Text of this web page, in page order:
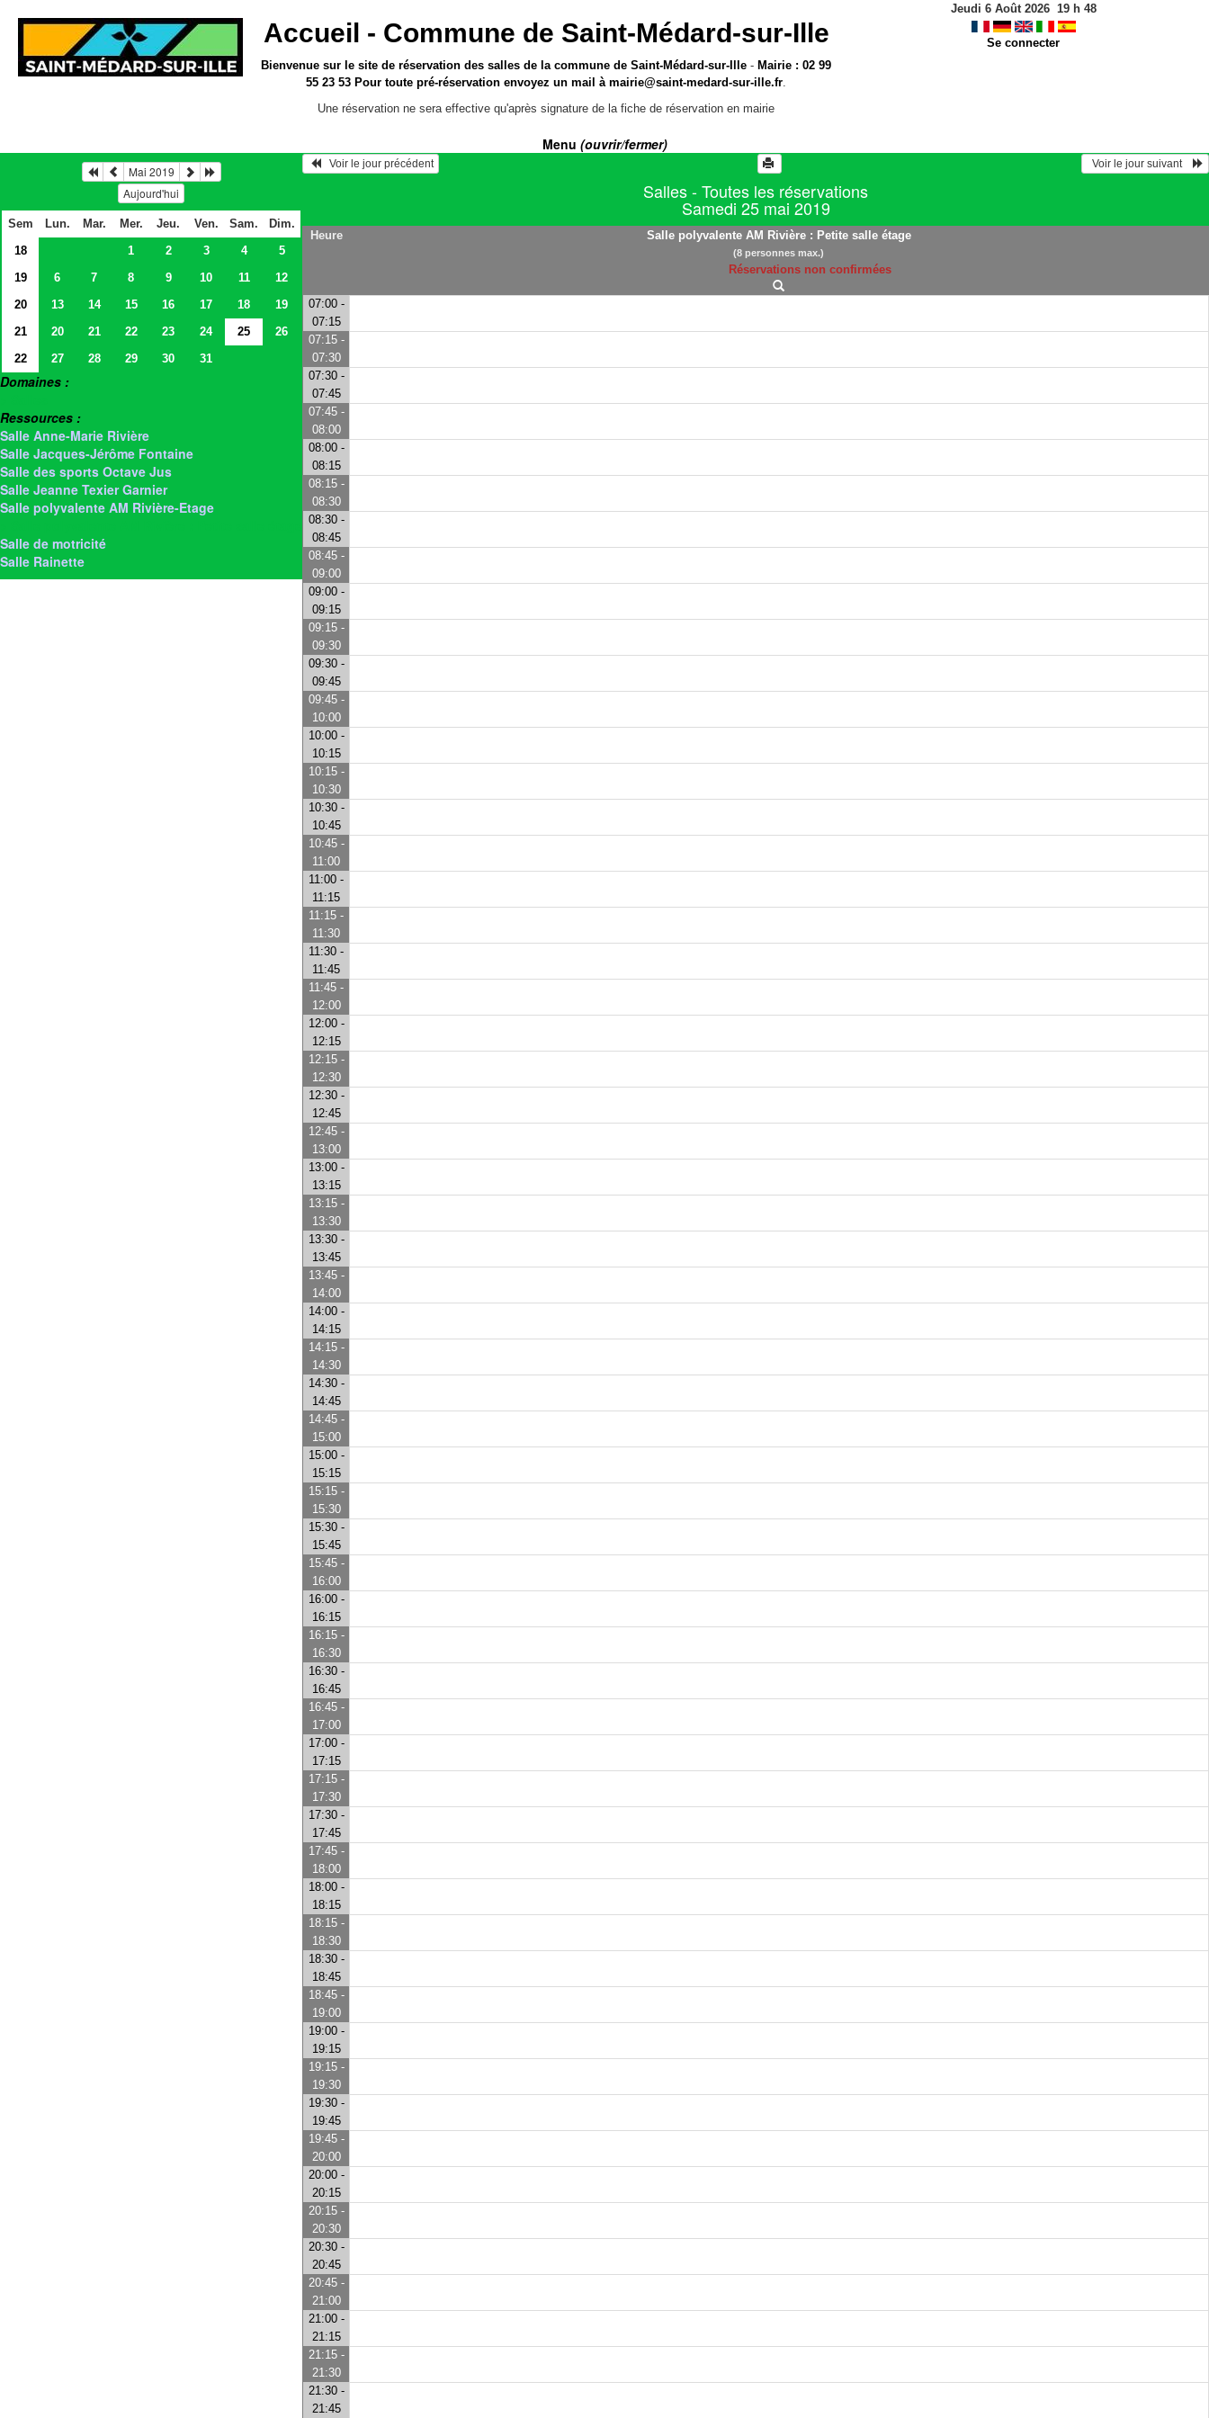
Accueil - Commune de Saint-Médard-sur-Ille
Bienvenue sur le sitede réservation des salles de la commune de Saint-Médard-sur-Ille - Mairie : 02 99
55 23 53 Pour toute pré-réservation envoyez un mail àmairie@saint-medard-sur-ille.fr.
Une réservation ne sera effective qu'après signature de la fiche de réservation en mairie
Jeudi 6 Août 2026 19h 48
Se connecter
Menu (ouvrir/fermer)
Mai 2019
Aujourd'hui
Sem Lun. Mar. Mer. Jeu. Ven. Sam.
Dim.
18
1 2 3 4
5
19
6 7 8 9 10 11
12
20
13 14 15 16 17 18
19
21
20 21 22 23 24 25
26
22
27 28 29 30 31
Domaines :
Ressources :
Salle Anne-Marie Rivière
Salle Jacques-Jérôme Fontaine
Salle des sports Octave Jus
Salle Jeanne Texier Garnier
Salle polyvalente AM Rivière-Etage
Salle de motricité
Salle Rainette
   Voir le jour précédent
  Voir le jour suivant
Salles - Toutes les réservations
Samedi 25 mai 2019
Heure Salle polyvalente AM Rivière : Petite salle étage
(8 personnes max.)
Réservations non confirmées
07:00 -
07:15
07:15 -
07:30
07:30 -
07:45
07:45 -
08:00
08:00 -
08:15
08:15 -
08:30
08:30 -
08:45
08:45 -
09:00
09:00 -
09:15
09:15 -
09:30
09:30 -
09:45
09:45 -
10:00
10:00 -
10:15
10:15 -
10:30
10:30 -
10:45
10:45 -
11:00
11:00 -
11:15
11:15 -
11:30
11:30 -
11:45
11:45 -
12:00
12:00 -
12:15
12:15 -
12:30
12:30 -
12:45
12:45 -
13:00
13:00 -
13:15
13:15 -
13:30
13:30 -
13:45
13:45 -
14:00
14:00 -
14:15
14:15 -
14:30
14:30 -
14:45
14:45 -
15:00
15:00 -
15:15
15:15 -
15:30
15:30 -
15:45
15:45 -
16:00
16:00 -
16:15
16:15 -
16:30
16:30 -
16:45
16:45 -
17:00
17:00 -
17:15
17:15 -
17:30
17:30 -
17:45
17:45 -
18:00
18:00 -
18:15
18:15 -
18:30
18:30 -
18:45
18:45 -
19:00
19:00 -
19:15
19:15 -
19:30
19:30 -
19:45
19:45 -
20:00
20:00 -
20:15
20:15 -
20:30
20:30 -
20:45
20:45 -
21:00
21:00 -
21:15
21:15 -
21:30
21:30 -
21:45